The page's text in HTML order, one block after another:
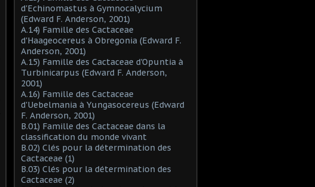
d'Echinomastus à Gymnocalycium
(Edward F. Anderson, 2001)
A.14) Famille des Cactaceae
d'Haageocereus à Obregonia (Edward F.
Anderson, 2001)
A.15) Famille des Cactaceae d'Opuntia à
Turbinicarpus (Edward F. Anderson,
2001)
A.16) Famille des Cactaceae
d'Uebelmania à Yungasocereus (Edward
F. Anderson, 2001)
B.01) Famille des Cactaceae dans la
classification du monde vivant
B.02) Clés pour la détermination des
Cactaceae (1)
B.03) Clés pour la détermination des
Cactaceae (2)